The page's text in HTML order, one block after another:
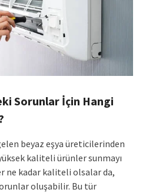
Sorunlar İçin Hangi
beyaz eşya üreticilerinden
kaliteli ürünler sunmayı
ne kadar kaliteli olsalar da,
oluşabilir. Bu tür